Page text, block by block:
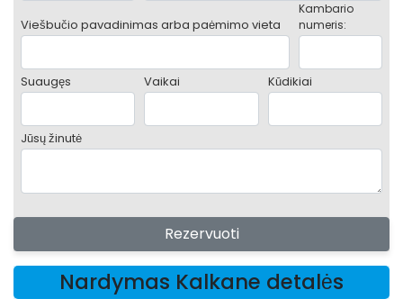
Viešbučio pavadinimas arba paėmimo vieta
Kambario
numeris:
Suaugęs Vaikai Kūdikiai
Jūsų žinutė
Rezervuoti
Nardymas Kalkane detalės